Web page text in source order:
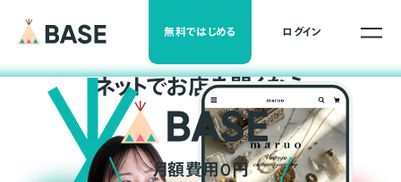
無料ではじめる ログイン
ネットでお店を開くなら
月額費用0円